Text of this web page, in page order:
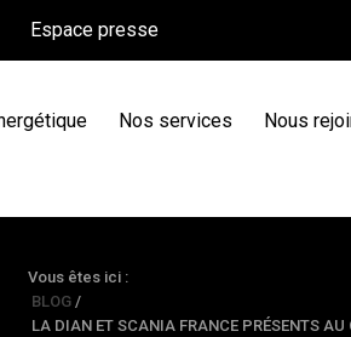
Espace presse
Nos services Nous
Vous êtes ici :
BLOG /
LA DIAN ET SCANIA FRANCE PRÉSENTS